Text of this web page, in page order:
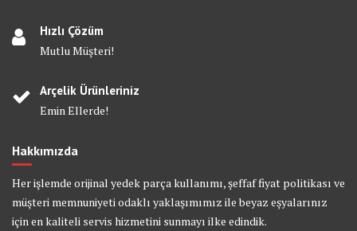
Hızlı Çözüm
Mutlu Müşteri!
Arçelik Ürünleriniz
Emin Ellerde!
Hakkımızda
Her işlemde orijinal yedek parça kullanımı, şeffaf fiyat politikası ve
müşteri memnuniyeti odaklı yaklaşımımız ile beyaz eşyalarınız
için en kaliteli servis hizmetini sunmayı ilke edindik.